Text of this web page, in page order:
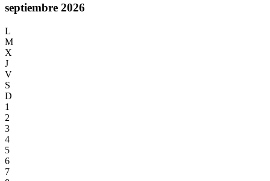
septiembre 2026
L
M
X
J
V
S
D
1
2
3
4
5
6
7